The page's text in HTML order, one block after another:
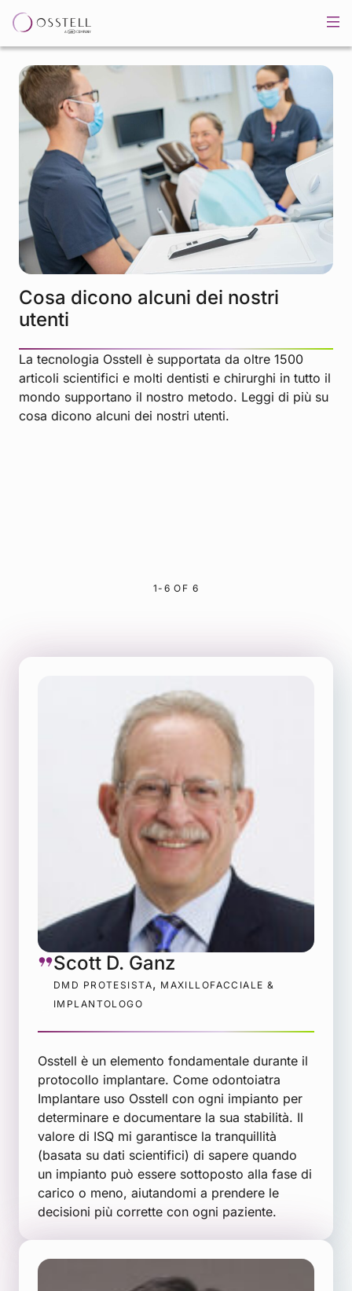
Cosa dicono alcuni dei nostri
utenti
La tecnologia Osstell è supportata da oltre 1500
articoli scientifici e molti dentisti e chirurghi in tutto il
mondo supportano il nostro metodo. Leggi di più su
cosa dicono alcuni dei nostri utenti.
1-6 OF 6
Scott D. Ganz
DMD PROTESISTA, MAXILLOFACCIALE &
IMPLANTOLOGO
Osstell è un elemento fondamentale durante il
protocollo implantare. Come odontoiatra
Implantare uso Osstell con ogni impianto per
determinare e documentare la sua stabilità. Il
valore di ISQ mi garantisce la tranquillità
(basata su dati scientifici) di sapere quando
un impianto può essere sottoposto alla fase di
carico o meno, aiutandomi a prendere le
decisioni più corrette con ogni paziente.